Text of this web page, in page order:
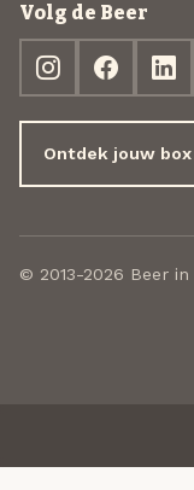
Volg de Beer
Ontdek jouw box
© 2013-2026 Beer